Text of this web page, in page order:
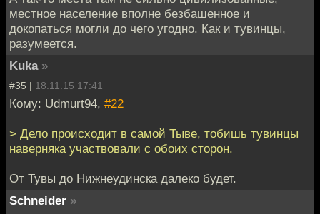
местное население вполне безбашенное и
докопаться могли до чего угодно. Как и тувинцы,
разумеется.
Kuka »
#35 | 18.11.15 17:41
Кому: Udmurt94, #22
> Дело происходит в самой Тыве, тобишь тувинцы
наверняка участвовали с обоих сторон.
От Тувы до Нижнеудинска далеко будет.
Schneider »